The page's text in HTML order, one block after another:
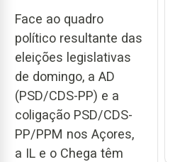
Face ao quadro
político resultante das
eleições legislativas
de domingo, a AD
(PSD/CDS-PP) e a
coligação PSD/CDS-
PP/PPM nos Açores,
a IL e o Chega têm